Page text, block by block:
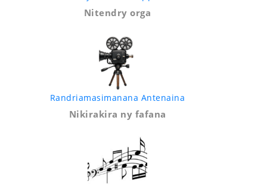
Nitendry orga
Randriamasimanana Antenaina
Nikirakira ny fafana